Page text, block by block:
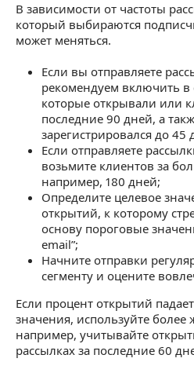
В зависимости от частоты
который выбираются
может меняться.
Если вы отправляете
рекомендуем включить в
которые открывали или
последние 90 дней, а
зарегистрировался до 45
Если отправляете
возьмите клиентов за
например, 180 дней;
Определите целевое
открытий, к которому
основу пороговые
email”;
Начните отправки
сегменту и оцените
Если процент открытий
значения, используйте более
например, учитывайте
рассылках за последние 60